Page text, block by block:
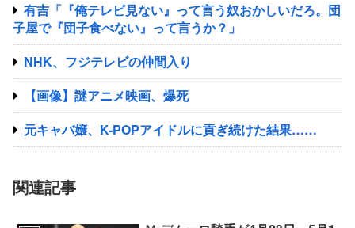
有吉「『俺テレビ見ない』って言う奴おかしいだろ。団
子屋で『団子食べない』って言うか？」
NHK、フジテレビの仲間入り
【画像】謎アニメ映画、爆死
元キャバ嬢、K-POPアイドルに貢ぎ続けた結果……
関連記事